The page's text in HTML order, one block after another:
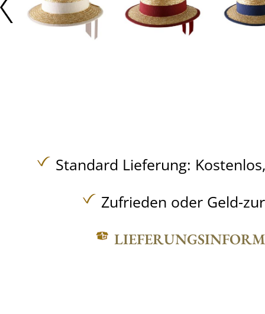
Standard Lieferung:
Zufrieden oder Geld-